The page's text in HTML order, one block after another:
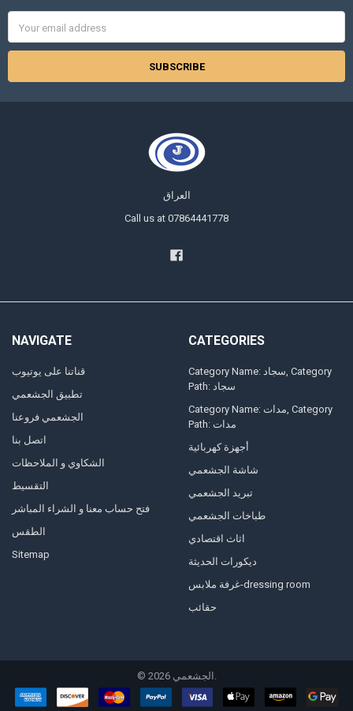
Address
العراق
Call us at 07864441778
NAVIGATE
قناتنا على يوتيوب
تطبيق الجشعمي
الجشعمي فروعنا
اتصل بنا
الشكاوي و الملاحظات
التقسيط
فتح حساب معنا و الشراء المباشر
الطقس
Sitemap
CATEGORIES
Category Name: سجاد, Category
Path: سجاد
Category Name: مدات, Category
Path: مدات
أجهزة كهربائية
شاشة الجشعمي
تبريد الجشعمي
طباخات الجشعمي
اثاث اقتصادي
ديكورات الحديثة
غرفة ملابس-dressing room
حقائب
© 2026 الجشعمي.